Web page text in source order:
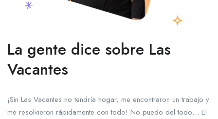
La gente dice sobre Las
Vacantes
¡Sin Las Vacantes no tendría hogar, me encontraron un trabajo y
me resolvieron rápidamente con todo! No puedo del todo… El